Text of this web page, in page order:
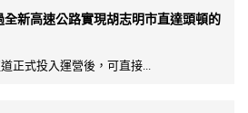
新高速公路實現胡志明市直達頭頓的
正式投入運營後，可直接...